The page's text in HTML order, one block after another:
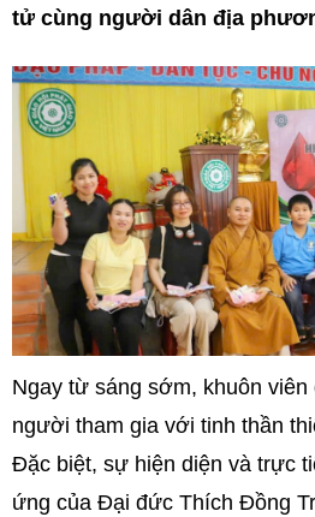
tử cùng người dân địa
Ngay từ sáng sớm, khuôn viên
người tham gia với tinh thần
Đặc biệt, sự hiện diện và trực
ứng của Đại đức Thích Đồng